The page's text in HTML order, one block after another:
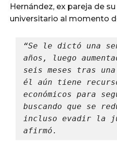
Hernández, ex pareja de
universitario al momento
“Se le dictó una
años, luego
seis meses tras
él aún tiene
económicos para
buscando que se
incluso evadir la
afirmó.